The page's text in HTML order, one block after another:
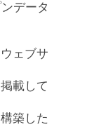
データ
ェブサ
載して
築した